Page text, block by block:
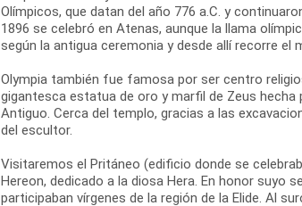
Olímpicos, que datan del año 776 a.C. y
1896 se celebró en Atenas, aunque la llama
según la antigua ceremonia y desde allí recorre el
Olympia también fue famosa por ser centro
gigantesca estatua de oro y marfil de Zeus hecha
Antiguo. Cerca del templo, gracias a las
del escultor.
Visitaremos el Pritáneo (edificio donde se
Hereon, dedicado a la diosa Hera. En honor suyo
participaban vírgenes de la región de la Elide. Al